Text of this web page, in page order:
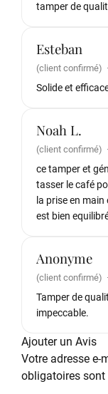
tamper de
Esteban
(client confirmé)
Solide et
Noah L.
(client confirmé)
ce tamper et
tasser le café
la prise en
est bien
Anonyme
(client confirmé)
Tamper de
impeccable.
Ajouter un Avis
Votre adresse e-
obligatoires sont